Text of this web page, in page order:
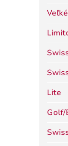
Lite
Golf/